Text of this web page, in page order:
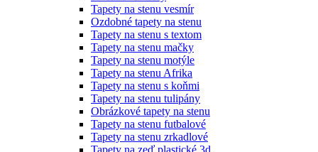
Tapety na stenu vesmír
Ozdobné tapety na stenu
Tapety na stenu s textom
Tapety na stenu mačky
Tapety na stenu motýle
Tapety na stenu Afrika
Tapety na stenu s koňmi
Tapety na stenu tulipány
Obrázkové tapety na stenu
Tapety na stenu futbalové
Tapety na stenu zrkadlové
Tapety na zeď plastické 3d